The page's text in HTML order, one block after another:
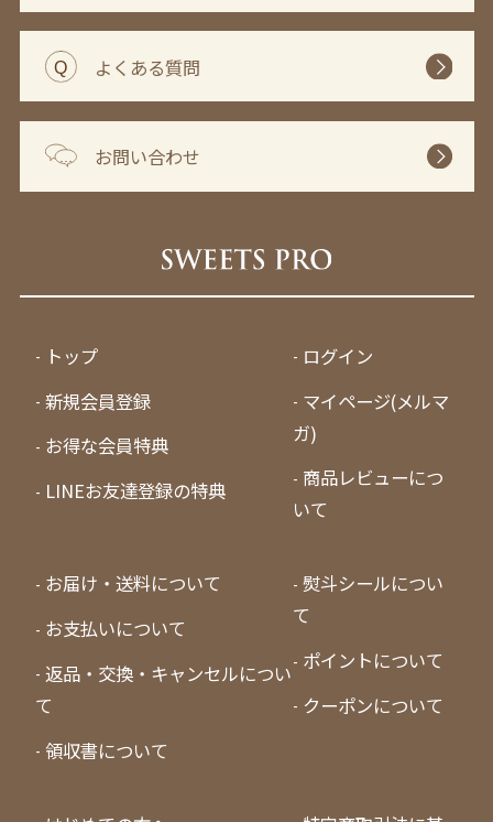
よくある質問
お問い合わせ
トップ
新規会員登録
お得な会員特典
LINEお友達登録の特典
ログイン
マイページ(メルマ
ガ)
商品レビューにつ
いて
お届け・送料について
お支払いについて
返品・交換・キャンセルについ
て
領収書について
熨斗シールについ
て
ポイントについて
クーポンについて